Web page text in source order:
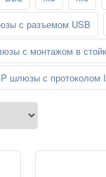
с разъемом USB
с монтажом в
шлюзы с протоколом